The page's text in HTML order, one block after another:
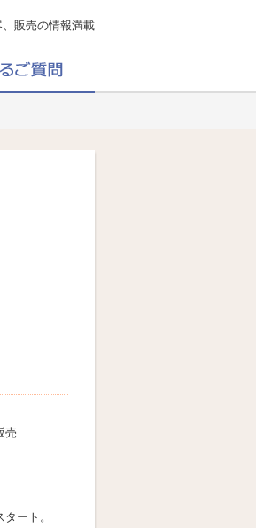
販売の情報満載
売
ート。